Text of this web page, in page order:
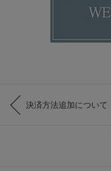
決済方法追加について